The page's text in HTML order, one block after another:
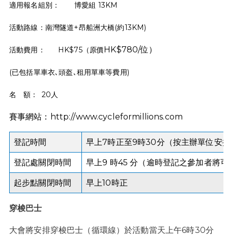
適用報名組別： 博愛組 13KM
活動路線：南灣隧道+昂船洲大橋(約13KM)
活動費用： HK$75（原價 HK$780/位）
(已包括單車衣､頭盔､租用單車等費用)
名 額： 20人
賽事網站：http://www.cycleformillions.com
登記時間 早上7時正至9時30分（按主辦單位安
登記處關閉時間 早上9 時45 分（逾時登記之參加者將
起步點關閉時間 早上10時正
穿梭巴士
大會將安排穿梭巴士（循環線）於活動當天上午6時30分